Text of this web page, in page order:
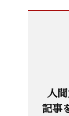
人
記事